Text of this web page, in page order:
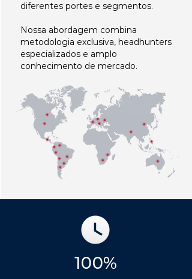
diferentes portes e segmentos.
Nossa abordagem combina
metodologia exclusiva, headhunters
especializados e amplo
conhecimento de mercado.
100%